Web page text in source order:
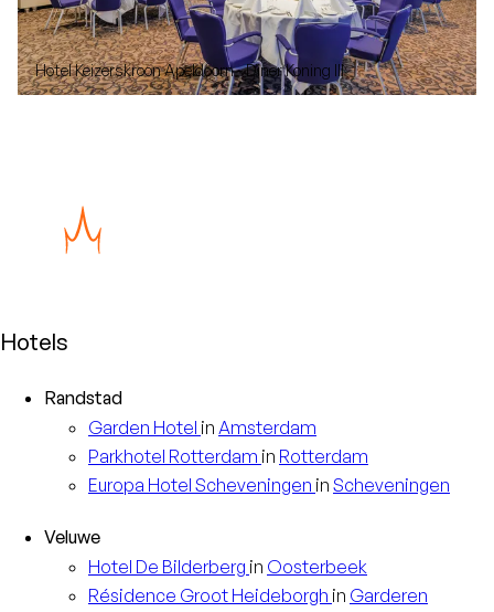
Hotel Keizerskroon Apeldoorn - Diner Koning III
Hotels
Randstad
Garden Hotel in Amsterdam
Parkhotel Rotterdam in Rotterdam
Europa Hotel Scheveningen in Scheveningen
Veluwe
Hotel De Bilderberg in Oosterbeek
Résidence Groot Heideborgh in Garderen